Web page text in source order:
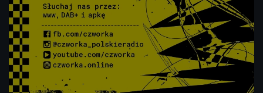
"Ferdydurke" Witolda Gombrowicza - cz. 10.
 15'24 
"Ferdydurke" Witolda Gombrowicza - cz. 11.
